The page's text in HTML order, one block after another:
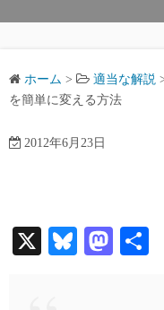
ホーム > 適当な解説
を簡単に変える方法
2012年6月23日
X
Bl
M